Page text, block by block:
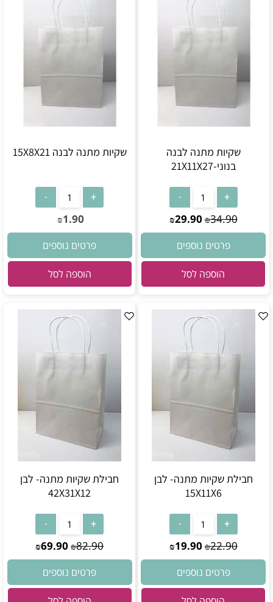
שקיות מתנה לבנה
בנוני-21X11X27
₪34.90
₪29.90
פרטים נוספים
הוספה לסל
שקיות מתנה לבנה 15X8X21
₪1.90
פרטים נוספים
הוספה לסל
חבילת שקיות מתנה- לבן
15X11X6
₪22.90
₪19.90
פרטים נוספים
חבילת שקיות מתנה- לבן
42X31X12
₪82.90
₪69.90
פרטים נוספים